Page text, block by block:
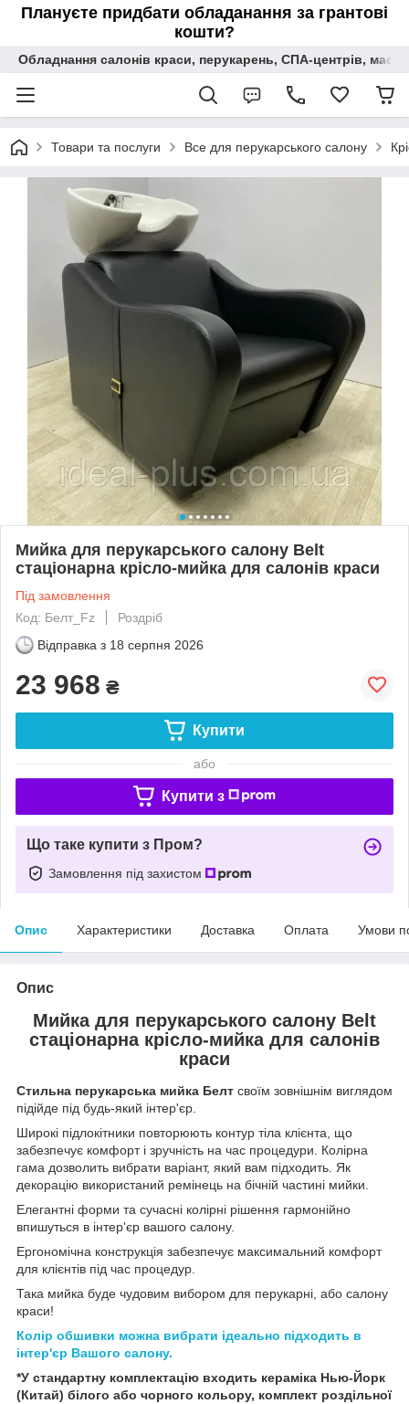
Плануєте придбати обладанання за грантові
кошти?
Обладнання салонів краси, перукарень, СПА-центрів,
Товари та послуги Все для перукарського салону
Мийка для перукарського салону Belt
стаціонарна крісло-мийка для салонів краси
Під замовлення
Код: Белт_Fz
Роздріб
Відправка з 18 серпня 2026
23 968 ₴
Купити
або
Купити з
Що таке купити з Пром?
Замовлення під захистом
Опис Характеристики Доставка Оплата Умови
Опис
Мийка для перукарського салону Belt
стаціонарна крісло-мийка для салонів
краси
Стильна перукарська мийка Белт своїм зовнішнім виглядом
підійде під будь-який інтер'єр.
Широкі підлокітники повторюють контур тіла клієнта, що
забезпечує комфорт і зручність на час процедури. Колірна
гама дозволить вибрати варіант, який вам підходить. Як
декорацію використаний ремінець на бічній частині мийки.
Елегантні форми та сучасні колірні рішення гармонійно
впишуться в інтер'єр вашого салону.
Ергономічна конструкція забезпечує максимальний комфорт
для клієнтів під час процедур.
Така мийка буде чудовим вибором для перукарні, або салону
краси!
Колір обшивки можна вибрати ідеально підходить в
інтер'єр Вашого салону.
*У стандартну комплектацію входить кераміка Нью-Йорк
(Китай) білого або чорного кольору, комплект роздільної